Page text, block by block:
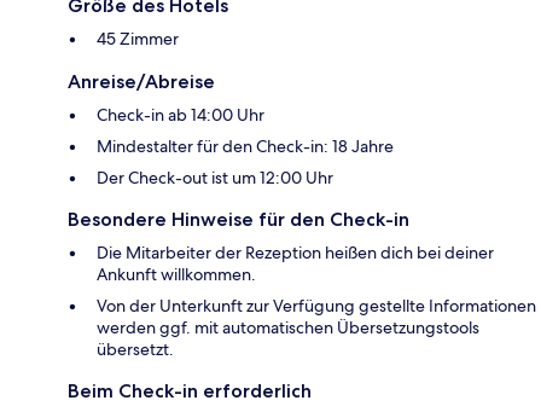
Größe des Hotels
45 Zimmer
Anreise/Abreise
Check-in ab 14:00 Uhr
Mindestalter für den Check-in: 18 Jahre
Der Check-out ist um 12:00 Uhr
Besondere Hinweise für den Check-in
Die Mitarbeiter der Rezeption heißen dich bei deiner
Ankunft willkommen.
Von der Unterkunft zur Verfügung gestellte Informationen
werden ggf. mit automatischen Übersetzungstools
übersetzt.
Beim Check-in erforderlich